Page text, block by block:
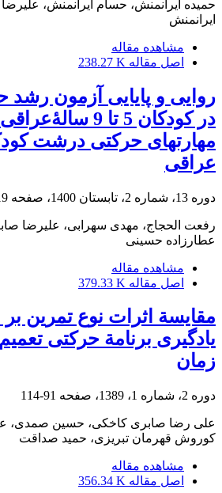
حمیده ایرانمنش، حسام ایرانمنش،
ایرانمنش
مشاهده مقاله
اصل مقاله 238.27 K
در کودکان 5 تا 9
مهارتهای حرکتی درشت
عراقی
دوره 13، شماره 2، تابستان 1400، صفحه
رفعت الحجاج، مهدی سهرابی، علیرضا
عطارزاده حسینی
مشاهده مقاله
اصل مقاله 379.33 K
مقایسة اثرات نوع تمرین
یادگیری برنامة حرکتی تعمیم
زمان
دوره 2، شماره 1، 1389، صفحه 91-114
علی رضا صابری کاخکی، حسین صمدی،
کوروش قهرمان تبریزی، حمید صداقت
مشاهده مقاله
اصل مقاله 356.34 K